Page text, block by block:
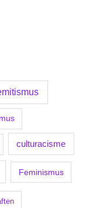
culturacisme
Feminismus